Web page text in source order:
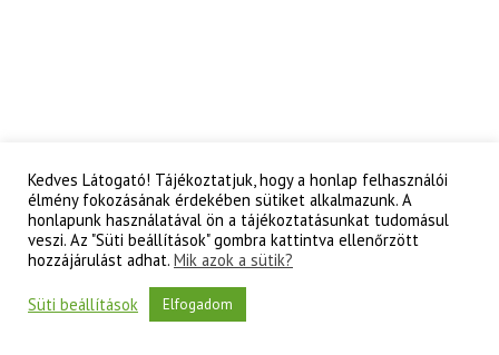
Kedves Látogató! Tájékoztatjuk, hogy a honlap felhasználói
élmény fokozásának érdekében sütiket alkalmazunk. A
honlapunk használatával ön a tájékoztatásunkat tudomásul
veszi. Az "Süti beállítások" gombra kattintva ellenőrzött
hozzájárulást adhat. Mik azok a sütik?
Süti beállítások Elfogadom